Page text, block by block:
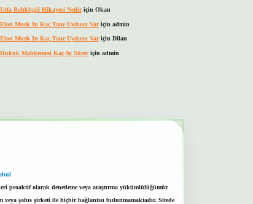
Urfa Balıklıgöl Hikayesi Nediriçin Okan
Elon Musk In Kaç Tane Uydusu Variçin admin
Elon Musk In Kaç Tane Uydusu Variçin Dilan
Hukuk Mahkemesi Kaç Ay Süreriçin admin
proaktif olarak denetleme veya araştırma yükümlülüğümüz
şahıs şirketi ile hiçbir bağlantısı bulunmamaktadır. Sitede